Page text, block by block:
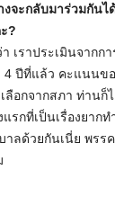
ะกลับมาร่วมกันไ
?
เราประเมินจาก
4 ปีที่แล้ว คะแนน
อกจากสภา ท่าน
กที่เป็นเรื่องยาก
ลด้วยกันเนี่ย พร